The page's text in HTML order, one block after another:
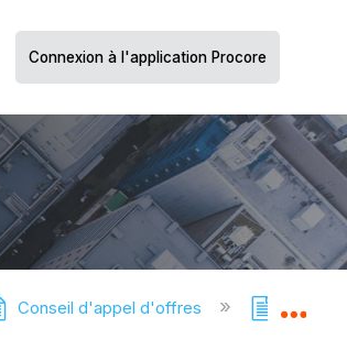
Connexion à l'application Procore
Conseil d'appel d'offres